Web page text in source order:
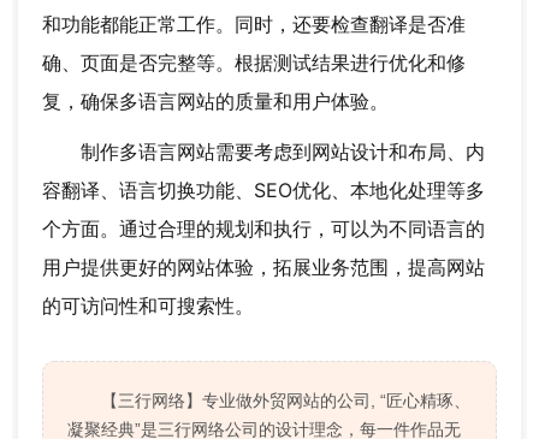
和功能都能正常工作。同时，还要检查翻译是否准
确、页面是否完整等。根据测试结果进行优化和修
复，确保多语言网站的质量和用户体验。
制作多语言网站需要考虑到网站设计和布局、内
容翻译、语言切换功能、SEO优化、本地化处理等多
个方面。通过合理的规划和执行，可以为不同语言的
用户提供更好的网站体验，拓展业务范围，提高网站
的可访问性和可搜索性。
【三行网络】专业做外贸网站的公司, “匠心精琢、
凝聚经典”是三行网络公司的设计理念，每一件作品无